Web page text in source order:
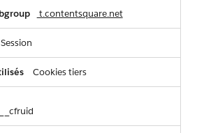
t.contentsquare.net
Session
Cookies tiers
__cfruid